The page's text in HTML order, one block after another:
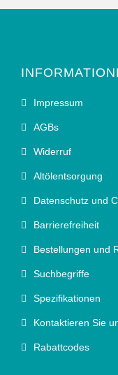
Impressum
AGBs
Widerruf
Altölentsorgung
Datenschutz und
Barrierefreiheit
Bestellungen und
Suchbegriffe
Spezifikationen
Kontaktieren Sie
Rabattcodes